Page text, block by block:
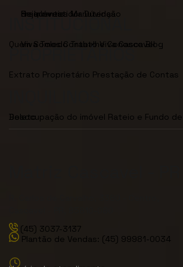
Seja Investidor
Dúvidas Frequentes
Manutenção de Imóveis
INSTITUCIONAL
Quem Somos Contato Viva Cascavel
Viva Toledo Trabalhe Conosco Blog
PROPRIETÁRIOS
Extrato Proprietário Prestação de Contas
Desocupação do imóvel Rateio e Fundo
2ª Via de Boleto
(45) 3037-3137
Plantão de Vendas: (45) 99981-0034